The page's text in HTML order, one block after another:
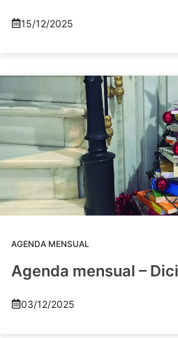
15/12/2025
AGENDA MENSUAL
Agenda mensual –
03/12/2025